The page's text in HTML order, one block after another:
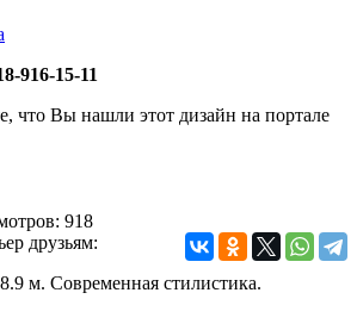
916-15-11
что Вы нашли этот дизайн на портале
918
друзьям:
м. Современная стилистика.